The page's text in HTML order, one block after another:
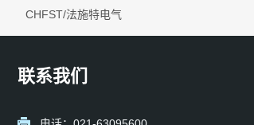
CHFST/法施特电气
联系我们